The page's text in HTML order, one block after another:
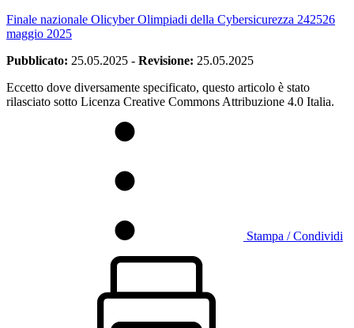
Finale nazionale Olicyber Olimpiadi della Cybersicurezza 242526
maggio 2025
Pubblicato: 25.05.2025 - Revisione: 25.05.2025
Eccetto dove diversamente specificato, questo articolo è stato
rilasciato sotto Licenza Creative Commons Attribuzione 4.0 Italia.
Stampa / Condividi